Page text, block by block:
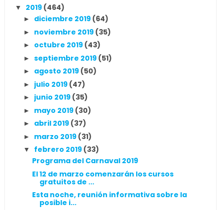
▼ 2019 (464)
► diciembre 2019 (64)
► noviembre 2019 (35)
► octubre 2019 (43)
► septiembre 2019 (51)
► agosto 2019 (50)
► julio 2019 (47)
► junio 2019 (35)
► mayo 2019 (30)
► abril 2019 (37)
► marzo 2019 (31)
▼ febrero 2019 (33)
Programa del Carnaval 2019
El 12 de marzo comenzarán los cursos
gratuitos de ...
Esta noche, reunión informativa sobre la
posible i...